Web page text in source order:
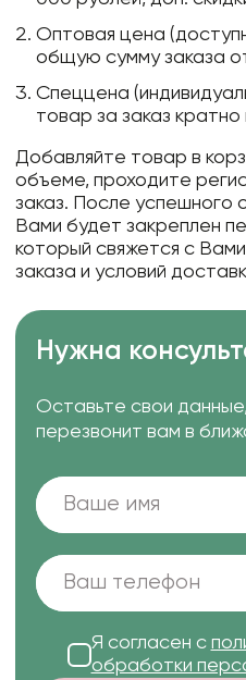
Оптовая цена
общую сумму заказа
Спеццена
товар за заказ кратно
Добавляйте товар в
объеме, проходите
заказ. После успешного
Вами будет закреплен
который свяжется с
заказа и условий
Нужна
Оставьте свои
перезвонит вам в
Я согласен с
обработки